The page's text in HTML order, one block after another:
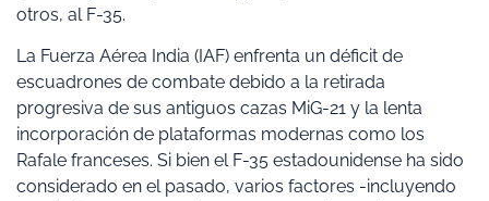
otros, al F-35.
La Fuerza Aérea India (IAF) enfrenta un déficit de
escuadrones de combate debido a la retirada
progresiva de sus antiguos cazas MiG-21 y la lenta
incorporación de plataformas modernas como los
Rafale franceses. Si bien el F-35 estadounidense ha sido
considerado en el pasado, varios factores -incluyendo